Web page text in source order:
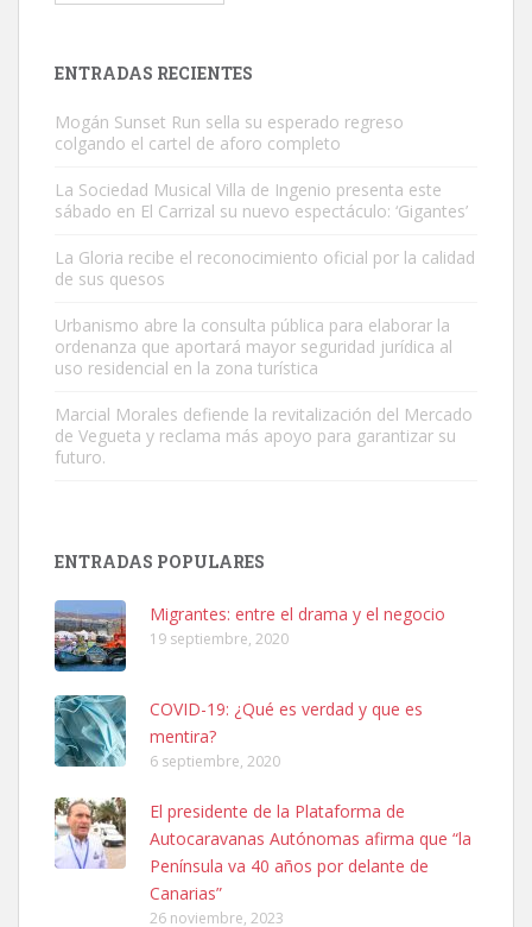
Este gato macho ha aparecido en la calle hace menos de un mes,
es muy manso y extremadamente cari...
Leales.org » Gran Canaria
9.7.2025
Adopción urgente
SHIBA PERDIDO AVDA JOSE MESA Y LOPEZ
PERRO MACHO RAZA SHIBA CON MICROCHIP PERDIDO HOY
06/07/2025 ZONA MESA Y LOPEZ. ES MUY ASUSTADIZO
Leales.org » Gran Canaria
ENTRADAS RECIENTES
Mogán Sunset Run sella su esperado regreso
colgando el cartel de aforo completo
La Sociedad Musical Villa de Ingenio presenta este
sábado en El Carrizal su nuevo espectáculo: ‘Gigantes’
La Gloria recibe el reconocimiento oficial por la calidad
de sus quesos
Urbanismo abre la consulta pública para elaborar la
ordenanza que aportará mayor seguridad jurídica al
uso residencial en la zona turística
Marcial Morales defiende la revitalización del Mercado
de Vegueta y reclama más apoyo para garantizar su
futuro.
ENTRADAS POPULARES
Migrantes: entre el drama y el negocio
19 septiembre, 2020
COVID-19: ¿Qué es verdad y que es
mentira?
6 septiembre, 2020
El presidente de la Plataforma de
Autocaravanas Autónomas afirma que “la
Península va 40 años por delante de
Canarias”
26 noviembre, 2023